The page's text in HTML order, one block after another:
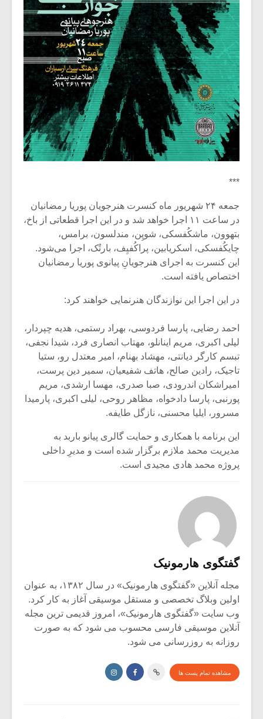
***
جمعه ۲۴ شهریور ماه کنسرت هنرجویان پوریا رمضانیان
در ساعت ۱۱ اجرا خواهد شد و در این اجرا قطعاتی از باخ،
بتهوون، ماشکُفسکی، شوپِن، مندلسون، برامس،
چایکُفسکی، اسکریابین، پراکُفیِف، بارتُک، اجرا می‌شود.
این کنسرت به اجرای هنرجویانِ پیانوی پوریا رمضانیان
اختصاص یافته است.
در این اجرا این نوازندگان هنرنمایی خواهند کرد:
احمد رضایی، پارسا فردوسی، بهراد رستمی، هدیه چپردار،
لیلی اکبری، مریم اینانلو، مهتاب انصاری فرد، شیدا نجفی،
تبسم کارگر دیانتی، مهشاد بهنام، امیر معتدل رو، ستیا
تاجیک، رادین صالح، هاتف شفیعیان، سمیر دین پرست،
امیراشکان اندرودی، صبا صدری، مهسا ارشدی، مریم
پورنبی، پارسا دادخواه، مظاهر روحی، لیلی اکبری، پارمیدا
مسرور، ایلیا محسنی، نازگل طایفه.
این برنامه با همکاری و حمایت گالری پیانو باربد به
مدیریت محمد ملازم برگزار شده است و مدیرِ داخلی
پروژه محمد هادی مجیدی است.
گفتگوی هارمونیک
مجله آنلاین «گفتگوی هارمونیک» در سال ۱۳۸۲، به عنوان
اولین وبلاگ تخصصی و مستقل موسیقی آغاز به کار کرد.
وب سایت «گفتگوی هارمونیک»، امروز قدیمی ترین مجله
آنلاین موسیقی فارسی محسوب می شود که به صورت
روزانه به روزرسانی می شود.
مشاهده تمام پست ها